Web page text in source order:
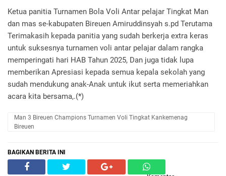
Ketua panitia Turnamen Bola Voli Antar pelajar Tingkat Man
dan mas se-kabupaten Bireuen Amiruddinsyah s.pd Terutama
Terimakasih kepada panitia yang sudah berkerja extra keras
untuk suksesnya turnamen voli antar pelajar dalam rangka
memperingati hari HAB Tahun 2025, Dan juga tidak lupa
memberikan Apresiasi kepada semua kepala sekolah yang
sudah mendukung anak-Anak untuk ikut serta memeriahkan
acara kita bersama,.(*)
Man 3 Bireuen Champions Turnamen Voli Tingkat Kankemenag
Bireuen
BAGIKAN BERITA INI